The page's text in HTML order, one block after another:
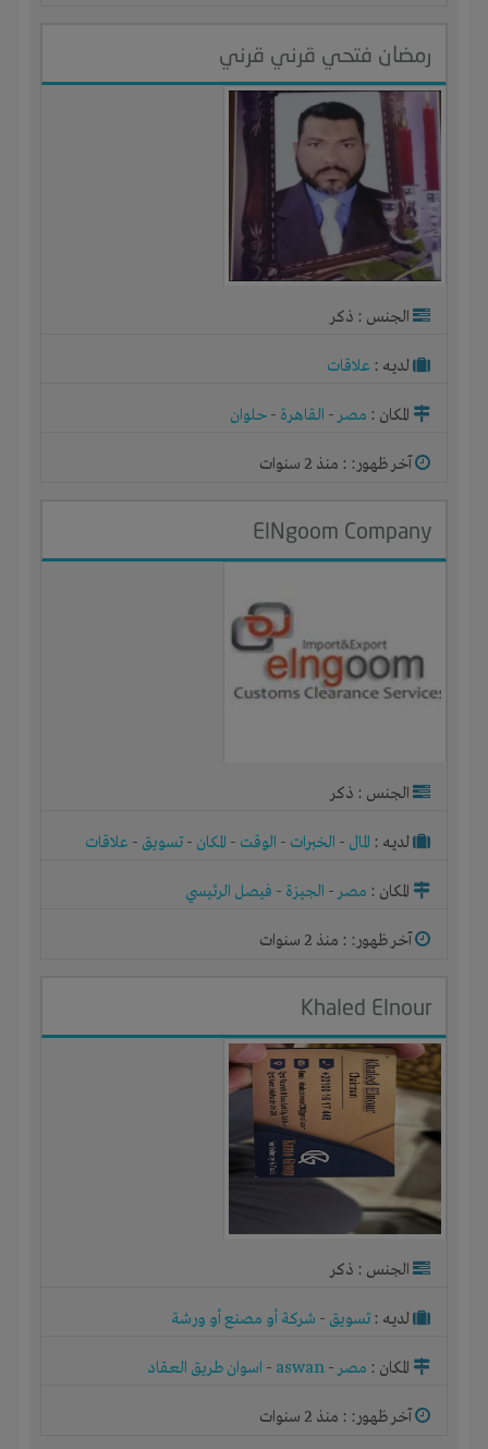
رمضان فتحي قرني قرني
الجنس : ذكر
لديـه : علاقات
المكان : مصر- القاهرة - حلوان
آخر ظهور: : منذ 2 سنوات
ElNgoom Company
الجنس : ذكر
لديـه : المال - الخبرات - الوقت - المكان - تسويق - علاقات
المكان : مصر- الجيزة - فيصل الرئيسي
آخر ظهور: : منذ 2 سنوات
Khaled Elnour
الجنس : ذكر
لديـه : تسويق - شركة أو مصنع أو ورشة
المكان : مصر-
aswan
- اسوان طريق العقاد
آخر ظهور: : منذ 2 سنوات